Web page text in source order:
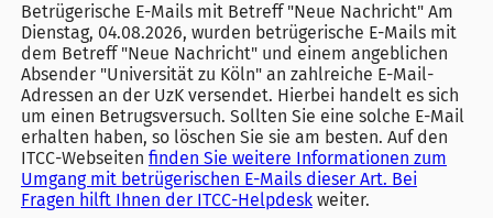
Betrügerische E-Mails mit Betreff "Neue Nachricht" Am
Dienstag, 04.08.2026, wurden betrügerische E-Mails mit
dem Betreff "Neue Nachricht" und einem angeblichen
Absender "Universität zu Köln" an zahlreiche E-Mail-
Adressen an der UzK versendet. Hierbei handelt es sich
um einen Betrugsversuch. Sollten Sie eine solche E-Mail
erhalten haben, so löschen Sie sie am besten. Auf den
ITCC-Webseiten finden Sie weitere Informationen zum
Umgang mit betrügerischen E-Mails dieser Art. Bei
Fragen hilft Ihnen der ITCC-Helpdeskweiter.